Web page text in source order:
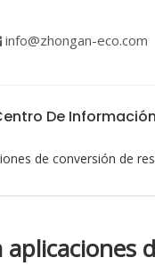
info@zhongan-eco.com
De Información
de conversión de